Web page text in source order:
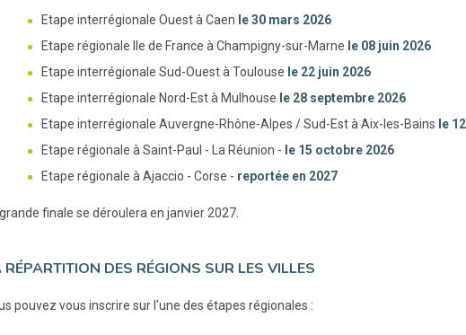
Etape interrégionale Ouest à Caen le 30 mars 2026
Etape régionale Ile de France à Champigny-sur-Marne le 08 juin 2026
Etape interrégionale Sud-Ouest à Toulouse le 22 juin 2026
Etape interrégionale Nord-Est à Mulhouse le 28 septembre 2026
Etape interrégionale Auvergne-Rhône-Alpes / Sud-Est à Aix-les-Bains le
Etape régionale à Saint-Paul - La Réunion - le 15 octobre 2026
Etape régionale à Ajaccio - Corse - reportée en 2027
grande finale se déroulera en janvier 2027.
RÉPARTITION DES RÉGIONS SUR LES VILLES
pouvez vous inscrire sur l'une des étapes régionales :